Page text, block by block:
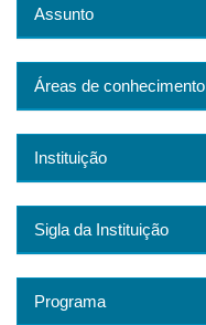
Assunto
Áreas de conhecimento
Instituição
Sigla da Instituição
Programa